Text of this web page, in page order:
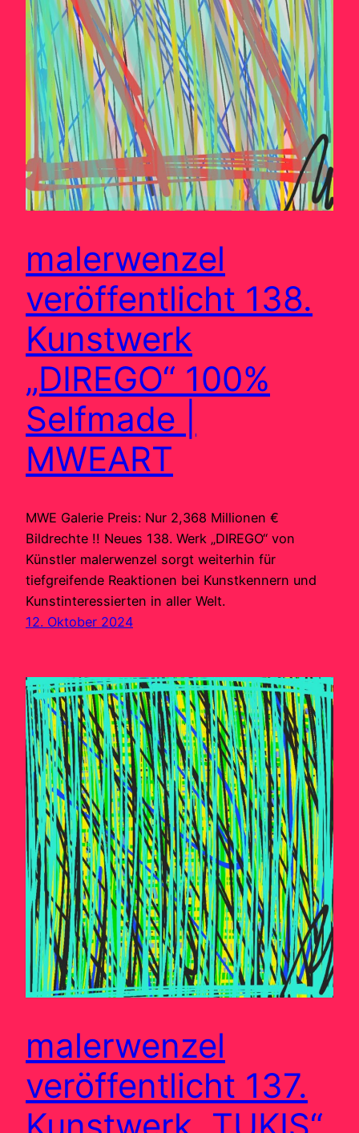
malerwenzel
veröffentlicht 138.
Kunstwerk
„DIREGO“ 100%
Selfmade |
MWEART
MWE Galerie Preis: Nur 2,368 Millionen €
Bildrechte !! Neues 138. Werk „DIREGO“ von
Künstler malerwenzel sorgt weiterhin für
tiefgreifende Reaktionen bei Kunstkennern und
Kunstinteressierten in aller Welt.
12. Oktober 2024
malerwenzel
veröffentlicht 137.